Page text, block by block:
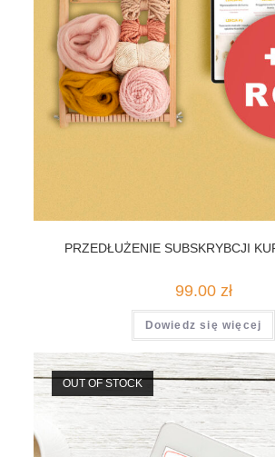
PRZEDŁUŻENIE SUBSKRYBCJI
99.00 zł
Dowiedz się więcej
OUT OF STOCK